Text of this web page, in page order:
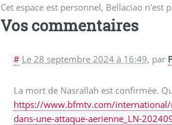
Cet espace est personnel, Bellaciao n'est
Vos commentaires
# Le 28 septembre 2024 à 16:49, par
La mort de Nasrallah est confirmée.
https://www.bfmtv.com/
dans-une-attaque-aerienne_LN-